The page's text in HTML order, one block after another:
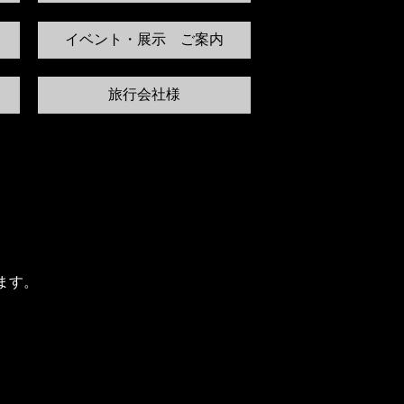
イベント・展示 ご案内
旅行会社様
。